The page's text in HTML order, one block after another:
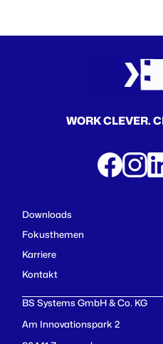
WORK CLEVER.
Downloads
Fokusthemen
Karriere
Kontakt
BS Systems GmbH & Co. KG
Am Innovationspark 2